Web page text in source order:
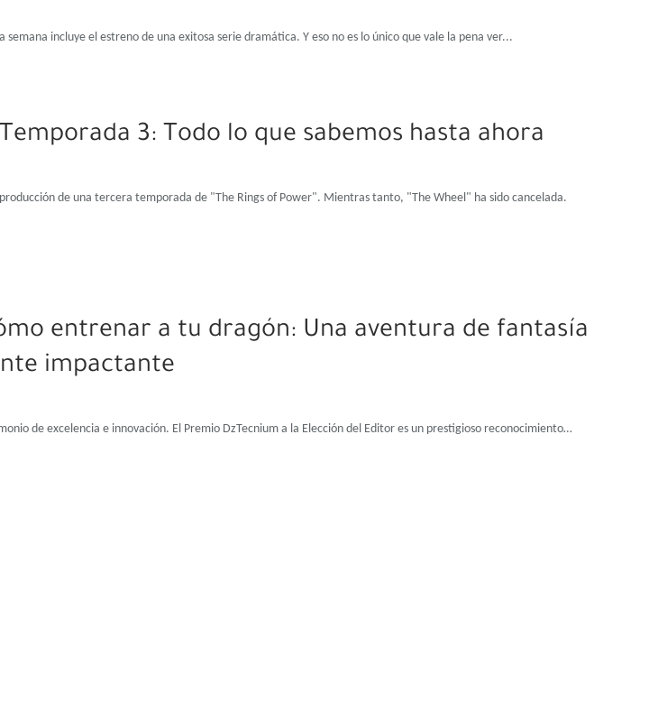
semana incluye el estreno de una exitosa serie dramática. Y eso no es lo único que vale la pena ver...
3: Todo lo que sabemos hasta ahora
de una tercera temporada de "The Rings of Power". Mientras tanto, "The Wheel" ha sido cancelada.
entrenar a tu dragón: Una aventura de fantasía
impactante
de excelencia e innovación. El Premio DzTecnium a la Elección del Editor es un prestigioso reconocimiento…